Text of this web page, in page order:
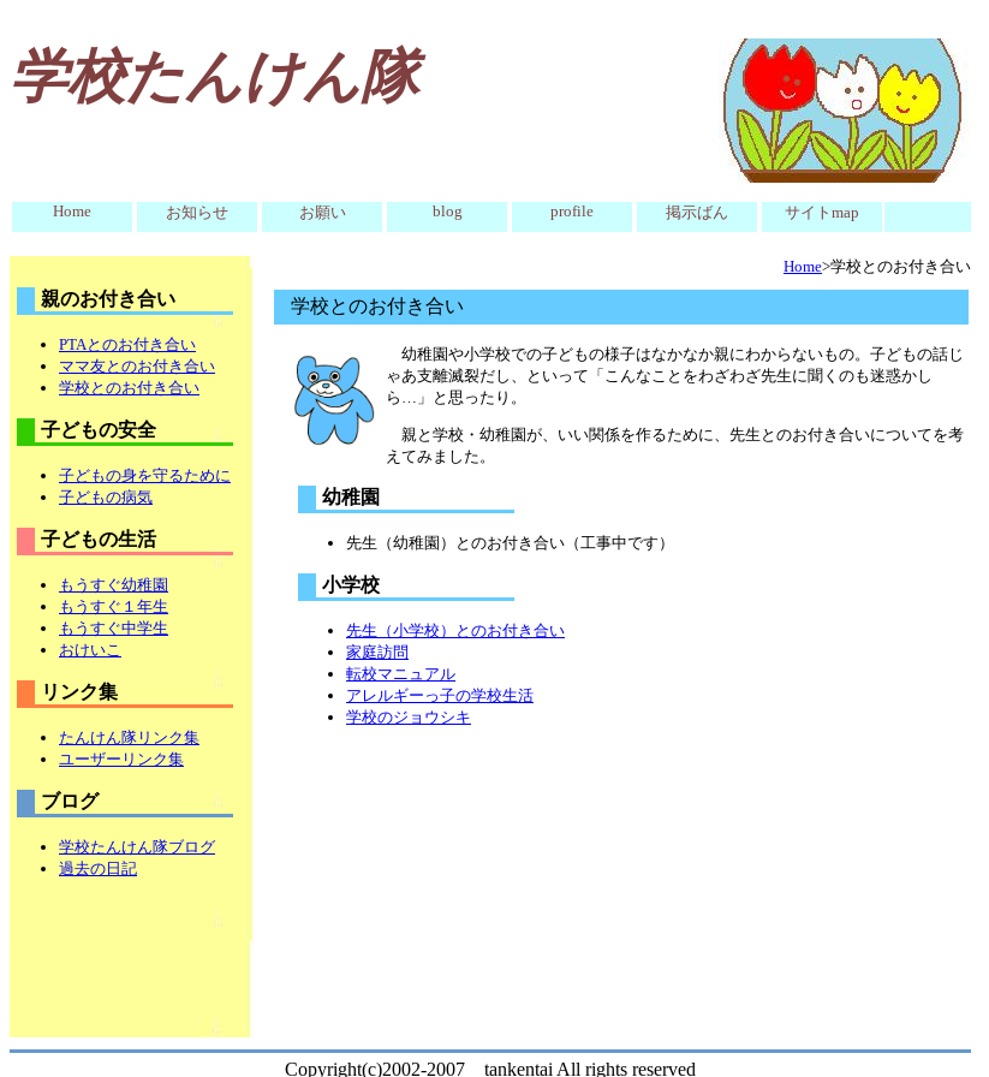
学校たんけん隊
Home お知らせ お願い blog profile 掲示ばん サイトmap
親のお付き合い
PTAとのお付き合い
ママ友とのお付き合い
学校とのお付き合い
子どもの安全
子どもの身を守るために
子どもの病気
子どもの生活
もうすぐ幼稚園
もうすぐ１年生
もうすぐ中学生
おけいこ
リンク集
たんけん隊リンク集
ユーザーリンク集
ブログ
学校たんけん隊ブログ
過去の日記
Home>学校とのお付き合い
学校とのお付き合い
幼稚園や小学校での子どもの様子はなかなか親にわからないもの。子どもの話じ
ゃあ支離滅裂だし、といって「こんなことをわざわざ先生に聞くのも迷惑かし
ら…」と思ったり。
親と学校・幼稚園が、いい関係を作るために、先生とのお付き合いについてを考
えてみました。
幼稚園
先生（幼稚園）とのお付き合い（工事中です）
小学校
先生（小学校）とのお付き合い
家庭訪問
転校マニュアル
アレルギーっ子の学校生活
学校のジョウシキ
Copyright(c)2002-2007 tankentai All rights reserved